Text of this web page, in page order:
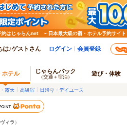
約はじゃらんnet ～日本最大級の宿・ホテル予約サイト
は♪ゲストさん ログイン 会員登録
ホテル じゃらんパック
（交通＋宿泊） 遊び・体験
露天 高級宿 日帰り・デイユース
ヴィラ）